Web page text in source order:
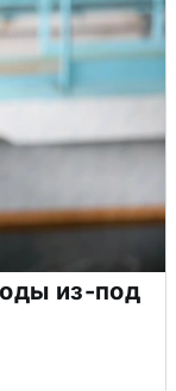
из-под